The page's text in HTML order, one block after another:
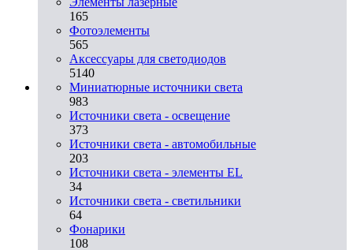
165
Фотоэлементы
565
Аксессуары для светодиодов
5140
Миниатюрные источники света
983
Источники света - освещение
373
Источники света - автомобильные
203
Источники света - элементы EL
34
Источники света - светильники
64
Фонарики
108